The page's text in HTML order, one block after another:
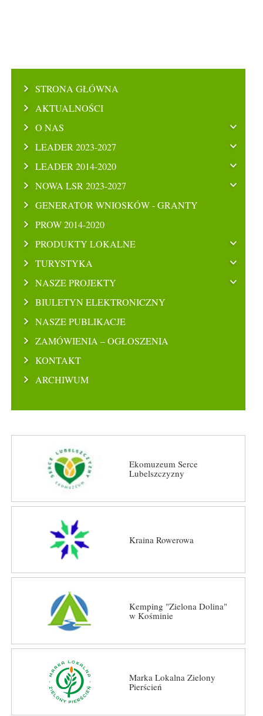
STRONA GŁÓWNA
AKTUALNOŚCI
O NAS
LEADER 2023-2027
LEADER 2014-2020
NOWA LSR 2023-2027
GENERATOR WNIOSKÓW - GRANTY
PROW 2014-2020
PRODUKTY LOKALNE
TURYSTYKA
NASZE PROJEKTY
BIULETYN ELEKTRONICZNY
NASZE PUBLIKACJE
ZAMÓWIENIA – OGŁOSZENIA
KONTAKT
ARCHIWUM
Ekomuzeum Serce
Lubelszczyzny
Kraina Rowerowa
Kemping "Zielona Dolina"
w Kośminie
Marka Lokalna Zielony
Pierścień